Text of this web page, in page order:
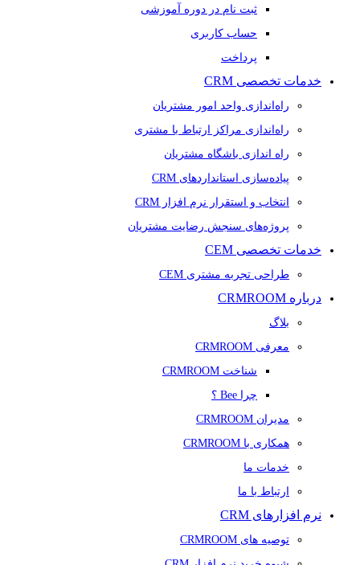
ثبت نام در دوره آموزشی
حساب کاربری
پرداخت
خدمات تخصصی CRM
راه‌اندازی واحد امور مشتریان
راه‌اندازی مراکز ارتباط با مشتری
راه اندازی باشگاه مشتریان
پیاده‌سازی استانداردهای CRM
انتخاب و استقرار نرم افزار CRM
پروژه‌های سنجش رضایت مشتریان
خدمات تخصصی CEM
طراحی تجربه مشتری CEM
درباره CRMROOM
بلاگ
معرفی CRMROOM
شناخت CRMROOM
چرا Bee ؟
مدیران CRMROOM
همکاری با CRMROOM
خدمات ما
ارتباط با ما
نرم افزارهای CRM
توصیه های CRMROOM